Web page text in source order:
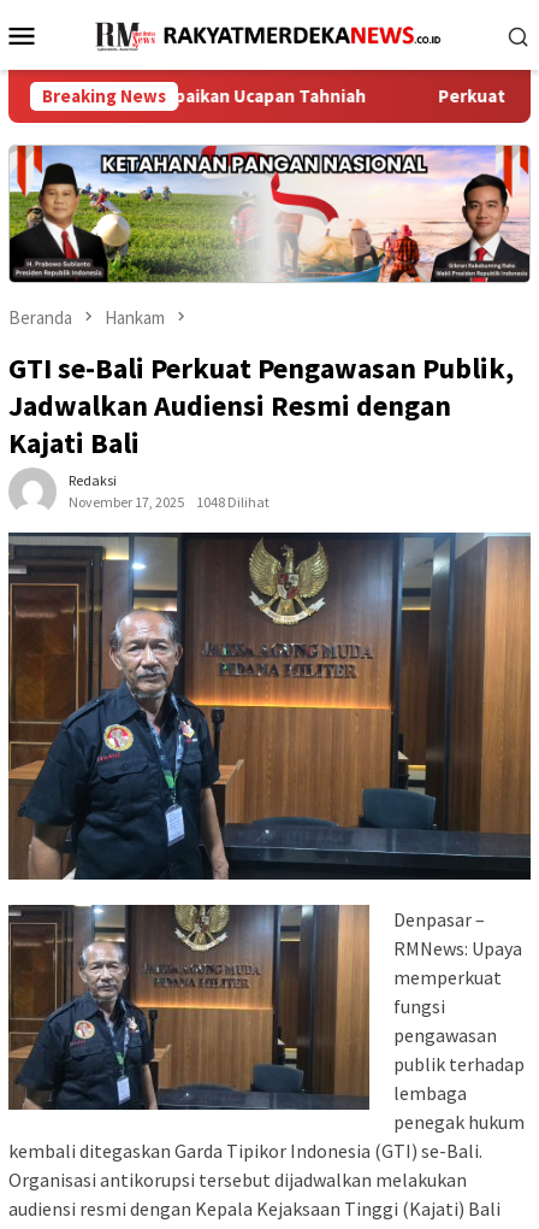
ke
Menu
Mobile
Breaking News
Sampaikan Ucapan Tahniah Perkuat Jaga Jakarta+ On
Beranda Hankam
GTI se-Bali Perkuat Pengawasan Publik,
Jadwalkan Audiensi Resmi dengan
Kajati Bali
Redaksi
November 17, 2025
1048 Dilihat
Denpasar –
RMNews: Upaya
memperkuat
fungsi
pengawasan
publik terhadap
lembaga
penegak hukum
kembali ditegaskan Garda Tipikor Indonesia (GTI) se-Bali.
Organisasi antikorupsi tersebut dijadwalkan melakukan
audiensi resmi dengan Kepala Kejaksaan Tinggi (Kajati) Bali